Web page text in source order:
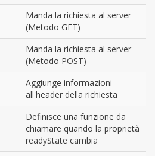
Manda la richiesta al server
(Metodo GET)
Manda la richiesta al server
(Metodo POST)
Aggiunge informazioni
all'header della richiesta
Definisce una funzione da
chiamare quando la proprietà
readyState cambia